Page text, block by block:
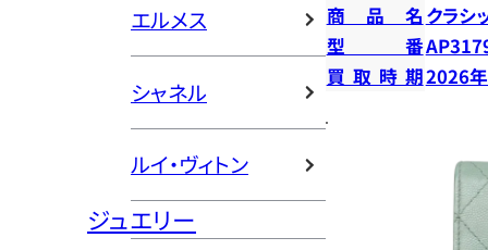
エルメス
シャネル
ルイ・ヴィトン
ジュエリー
商品名 クラシ
型番
買取時期2026